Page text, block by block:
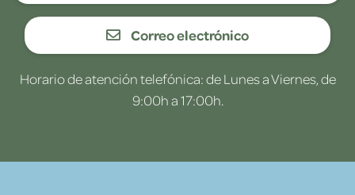
Correo electrónico
Horario de atención telefónica: de Lunes a Viernes, de
9:00h a 17:00h.